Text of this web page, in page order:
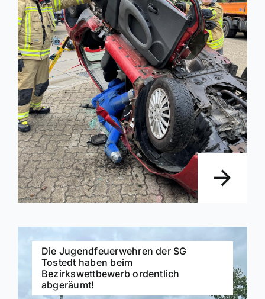
Die Jugendfeuerwehren der SG
Tostedt haben beim
Bezirkswettbewerb ordentlich
abgeräumt!